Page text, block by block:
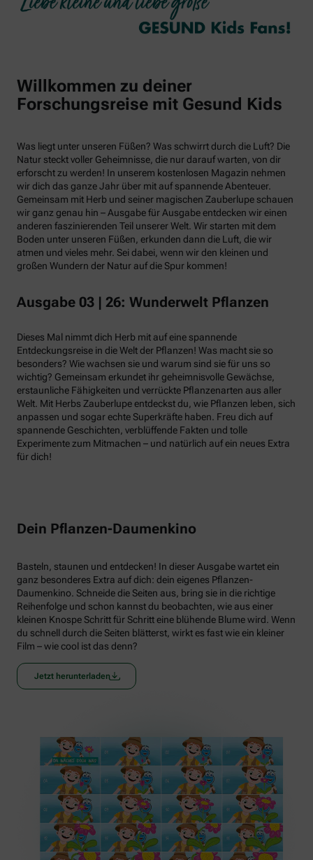
Willkommen zu deiner
Forschungsreise mit Gesund Kids
Was liegt unter unseren Füßen? Was schwirrt durch die Luft? Die
Natur steckt voller Geheimnisse, die nur darauf warten, von dir
erforscht zu werden! In unserem kostenlosen Magazin nehmen
wir dich das ganze Jahr über mit auf spannende Abenteuer.
Gemeinsam mit Herb und seiner magischen Zauberlupe schauen
wir ganz genau hin – Ausgabe für Ausgabe entdecken wir einen
anderen faszinierenden Teil unserer Welt. Wir starten mit dem
Boden unter unseren Füßen, erkunden dann die Luft, die wir
atmen und vieles mehr. Sei dabei, wenn wir den kleinen und
großen Wundern der Natur auf die Spur kommen!
Ausgabe 03 | 26: Wunderwelt Pflanzen
Dieses Mal nimmt dich Herb mit auf eine spannende
Entdeckungsreise in die Welt der Pflanzen! Was macht sie so
besonders? Wie wachsen sie und warum sind sie für uns so
wichtig? Gemeinsam erkundet ihr geheimnisvolle Gewächse,
erstaunliche Fähigkeiten und verrückte Pflanzenarten aus aller
Welt. Mit Herbs Zauberlupe entdeckst du, wie Pflanzen leben, sich
anpassen und sogar echte Superkräfte haben. Freu dich auf
spannende Geschichten, verblüffende Fakten und tolle
Experimente zum Mitmachen – und natürlich auf ein neues Extra
für dich!
Dein Pflanzen-Daumenkino
Basteln, staunen und entdecken! In dieser Ausgabe wartet ein
ganz besonderes Extra auf dich: dein eigenes Pflanzen-
Daumenkino. Schneide die Seiten aus, bring sie in die richtige
Reihenfolge und schon kannst du beobachten, wie aus einer
kleinen Knospe Schritt für Schritt eine blühende Blume wird. Wenn
du schnell durch die Seiten blätterst, wirkt es fast wie ein kleiner
Film – wie cool ist das denn?
Jetzt herunterladen